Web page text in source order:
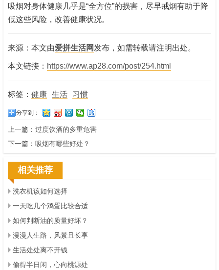
吸烟对身体健康几乎是“全方位”的损害，尽早戒烟有助于降
低这些风险，改善健康状况。
来源：本文由爱拼生活网 发布，如需转载请注明出处。
本文链接： https://www.ap28.com/post/254.html
标签： 健康 生活 习惯
分享到：
上一篇： 过度饮酒的多重危害
下一篇： 吸烟有哪些好处？
相关推荐
洗衣机该如何选择
一天吃几个鸡蛋比较合适
如何判断油的质量好坏？
漫漫人生路，风景且长享
生活处处离不开钱
偷得半日闲，心向桃源处